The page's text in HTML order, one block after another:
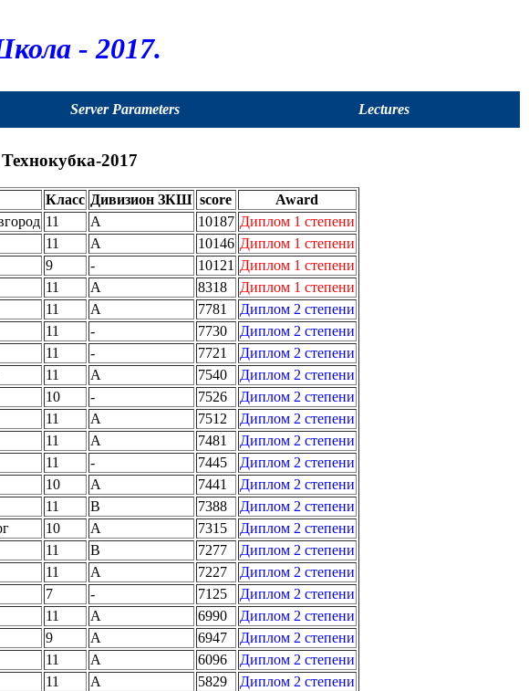
- 2017.
Server Parameters Lectures
2017
Класс Дивизион ЗКШ score
Award
11 A 10187 Диплом 1 степени
11 A 10146 Диплом 1 степени
9 - 10121 Диплом 1 степени
11 A 8318
Диплом 1 степени
11 A 7781
Диплом 2 степени
11 - 7730
Диплом 2 степени
11 - 7721
Диплом 2 степени
11 A 7540
Диплом 2 степени
10 - 7526
Диплом 2 степени
11 A 7512
Диплом 2 степени
11 A 7481
Диплом 2 степени
11 - 7445
Диплом 2 степени
10 A 7441
Диплом 2 степени
11 B 7388
Диплом 2 степени
10 A 7315
Диплом 2 степени
11 B 7277
Диплом 2 степени
11 A 7227
Диплом 2 степени
7 - 7125
Диплом 2 степени
11 A 6990
Диплом 2 степени
9 A 6947
Диплом 2 степени
11 A 6096
Диплом 2 степени
11 A 5829
Диплом 2 степени